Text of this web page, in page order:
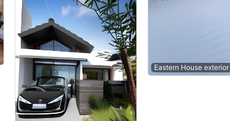
Eastern House exterior